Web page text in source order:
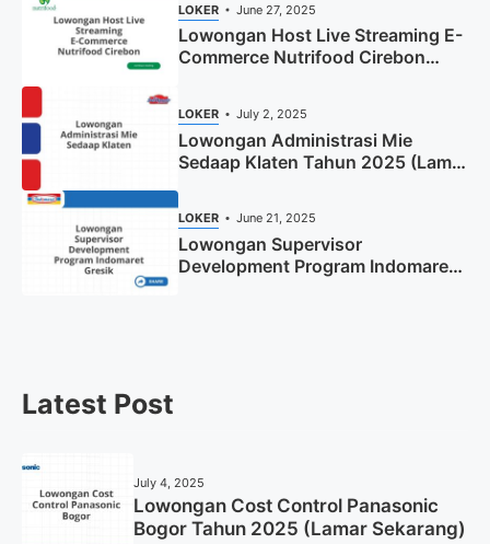
LOKER June 27, 2025
Lowongan Host Live Streaming E-
Commerce Nutrifood Cirebon
LOKER July 2, 2025
Lowongan Administrasi Mie
Sedaap Klaten Tahun 2025 (Lamar
LOKER June 21, 2025
Lowongan Supervisor
Development Program Indomaret
Latest Post
July 4, 2025
Lowongan Cost Control Panasonic
Bogor Tahun 2025 (Lamar Sekarang)